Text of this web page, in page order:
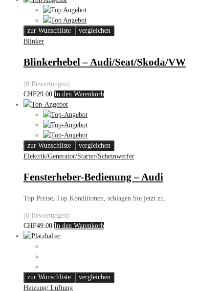
zur Wunschliste
vergleichen
Blinker
Blinkerhebel – Audi/Seat/Skoda/VW
(0 Bewertungen)
CHF29.00 In den Warenkorb
zur Wunschliste
vergleichen
Elektrik/Generator/Starter/Scheinwerfer
Fensterheber-Bedienung – Audi
Top Preise, Top Konditionen, schlagen Sie jetzt zu.
(0 Bewertungen)
CHF49.00 In den Warenkorb
zur Wunschliste
vergleichen
Heizung/ Lüftung